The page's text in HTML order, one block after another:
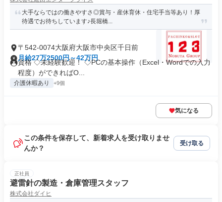
大手ならではの働きやすさ◎賞与・産休育休・住宅手当等あり！厚
待遇でお待ちしています♪長堀橋...
〒542-0074大阪府大阪市中央区千日前
月給27万2500円～42万円
資格 ◇未経験歓迎！ ◇PCの基本操作（Excel・Wordでの入力
程度）ができればO...
介護休暇あり +9個
気になる
この条件を保存して、新着求人を受け取りませ
んか？
受け取る
正社員
避雷針の製造・倉庫管理スタッフ
株式会社ダイヒ